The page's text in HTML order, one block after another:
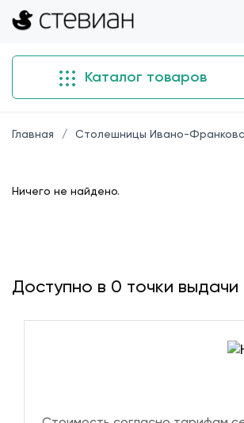
Каталог товаров
Главная Столешницы Ивано-
Ничего не найдено.
Доступно в 0 точки